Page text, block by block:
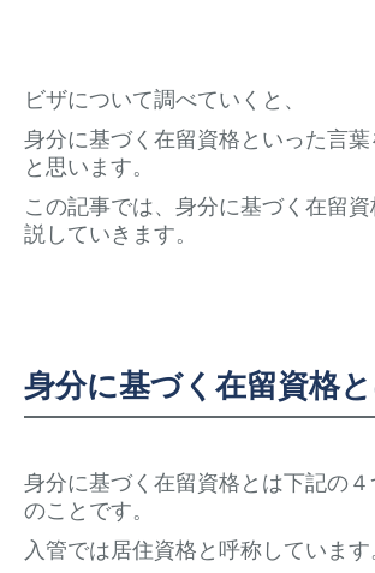
ビザについて調べていくと、
身分に基づく在留資格といった言
と思います。
この記事では、身分に基づく在留
説していきます。
身分に基づく在留資格
身分に基づく在留資格とは下記の
のことです。
入管では居住資格と呼称しています